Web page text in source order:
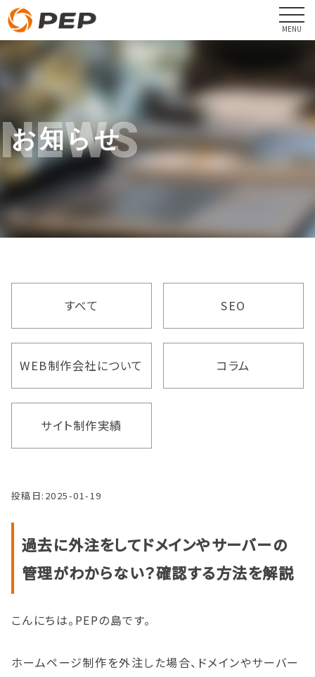
NEWS
お知らせ
すべて SEO
WEB制作会社について コラム
サイト制作実績
投稿日: 2025-01-19
過去に外注をしてドメインやサーバーの
管理がわからない？確認する方法を解説
こんにちは。PEPの島です。
ホームページ制作を外注した場合、ドメインやサーバー